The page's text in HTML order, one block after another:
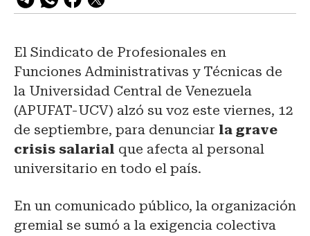
El Sindicato de Profesionales en
Funciones Administrativas y Técnicas de
la Universidad Central de Venezuela
(APUFAT-UCV) alzó su voz este viernes, 12
de septiembre, para denunciar la grave
crisis salarial que afecta al personal
universitario en todo el país.
En un comunicado público, la organización
gremial se sumó a la exigencia colectiva